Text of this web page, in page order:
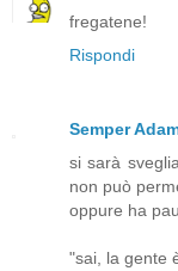
fregatene!
Rispondi
Semper
si sarà
non può
oppure ha
"sai, la gente